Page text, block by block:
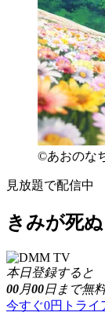
©あおのな
見放題で配信中
きみが死
本日登録すると
00月00日まで無
今すぐ0円トライ